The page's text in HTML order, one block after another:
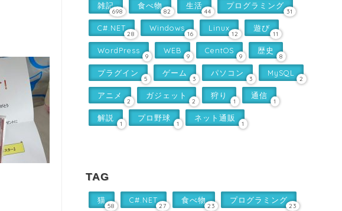
雑記
698
食べ物
82
生活
44
プログラミング
31
C#.NET
28
Windows
16
Linux
12
遊び
11
WordPress
9
WEB
9
CentOS
9
歴史
8
プラグイン
5
ゲーム
3
パソコン
3
MySQL
2
アニメ
2
ガジェット
2
狩り
1
通信
1
解説
1
プロ野球
1
ネット通販
1
TAG
猫
58
C#.NET
27
食べ物
23
プログラミング
23